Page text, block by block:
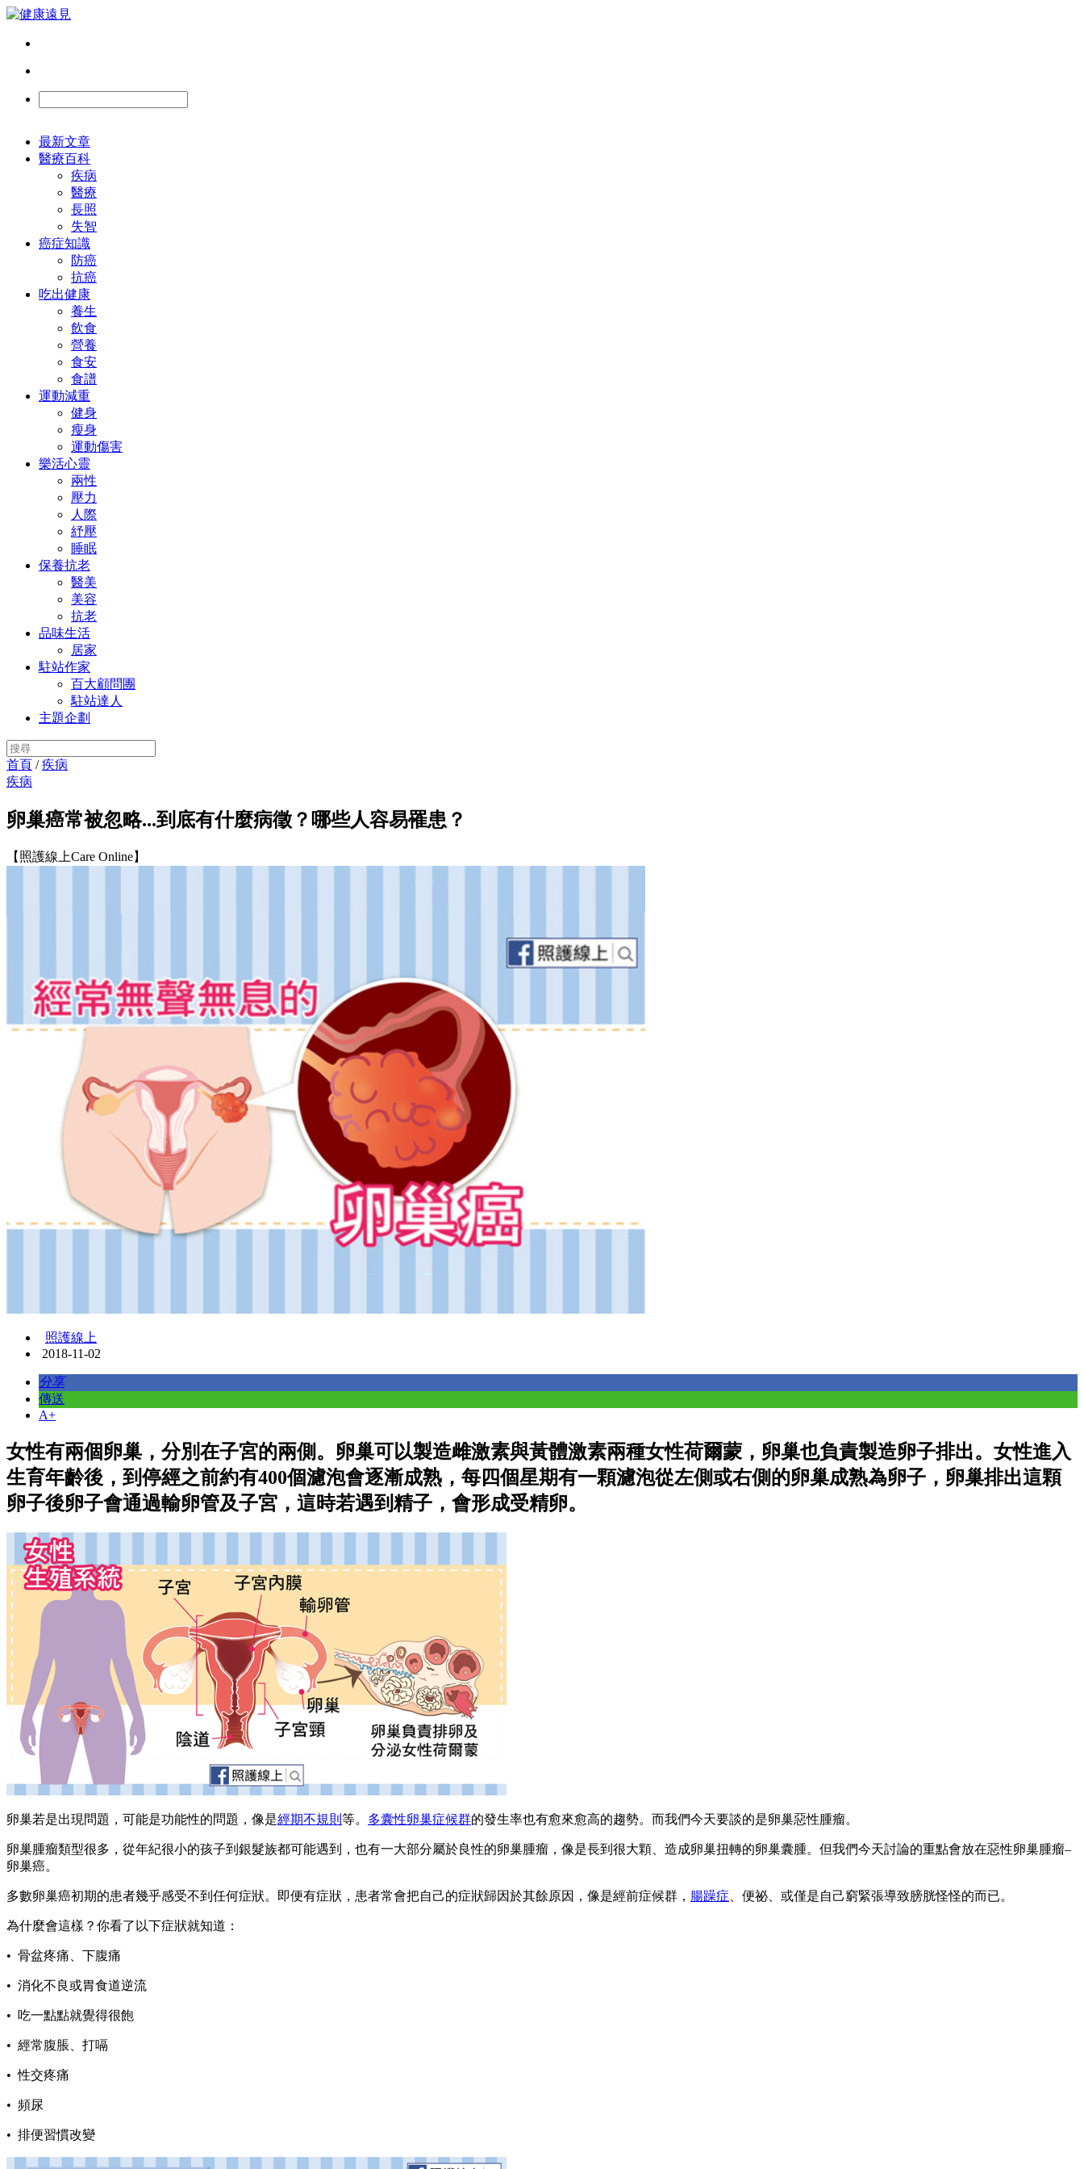
最新文章
醫療百科
疾病
醫療
長照
失智
癌症知識
防癌
抗癌
吃出健康
養生
飲食
營養
食安
食譜
運動減重
健身
瘦身
運動傷害
樂活心靈
兩性
壓力
人際
紓壓
睡眠
保養抗老
醫美
美容
抗老
品味生活
居家
駐站作家
百大顧問團
駐站達人
主題企劃
首頁 /疾病
疾病
卵巢癌常被忽略...到底有什麼病徵？哪些人容易罹患？
【照護線上Care Online】
照護線上
2018-11-02
分享
傳送
A+
女性有兩個卵巢，分別在子宮的兩側。卵巢可以製造雌激素與黃體激素兩種女性荷爾蒙，卵巢也負責製造卵子排出。女性進入
生育年齡後，到停經之前約有400個濾泡會逐漸成熟，每四個星期有一顆濾泡從左側或右側的卵巢成熟為卵子，卵巢排出這顆
卵子後卵子會通過輸卵管及子宮，這時若遇到精子，會形成受精卵。
卵巢若是出現問題，可能是功能性的問題，像是經期不規則 等。 多囊性卵巢症候群的發生率也有愈來愈高的趨勢。而我們今天要談的是卵巢惡性腫瘤。
卵巢腫瘤類型很多，從年紀很小的孩子到銀髮族都可能遇到，也有一大部分屬於良性的卵巢腫瘤，像是長到很大顆、造成卵巢扭轉的卵巢囊腫。但我們今天討論的重點會放在惡性卵巢腫瘤–
卵巢癌。
多數卵巢癌初期的患者幾乎感受不到任何症狀。即便有症狀，患者常會把自己的症狀歸因於其餘原因，像是經前症候群， 腸躁症 、便祕、或僅是自己窮緊張導致膀胱怪怪的而已。
為什麼會這樣？你看了以下症狀就知道：
• 骨盆疼痛、下腹痛
• 消化不良或胃食道逆流
• 吃一點點就覺得很飽
• 經常腹脹、打嗝
• 性交疼痛
• 頻尿
• 排便習慣改變